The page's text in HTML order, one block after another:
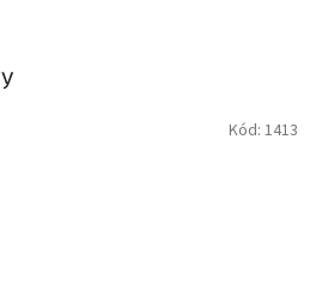
Kód: 1413